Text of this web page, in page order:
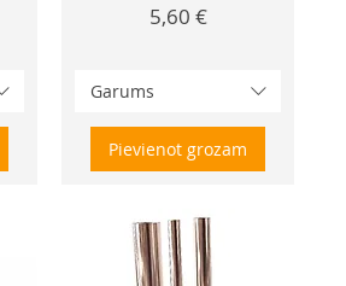
Cena
5,60 €
Garums
Pievienot grozam